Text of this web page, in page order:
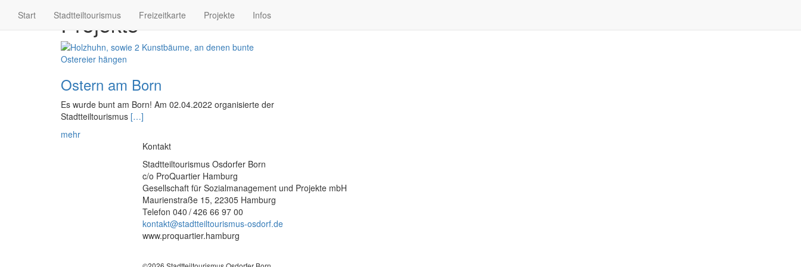
Start Stadtteiltourismus Freizeitkarte Projekte Infos
Projekte
Ostern am Born
Es wurde bunt am Born! Am 02.04.2022 organisierte der
Stadtteiltourismus […]
mehr
Kontakt
Stadtteiltourismus Osdorfer Born
c/o ProQuartier Hamburg
Gesellschaft für Sozialmanagement und Projekte mbH
Maurienstraße 15, 22305 Hamburg
Telefon 040 / 426 66 97 00
kontakt@stadtteiltourismus-osdorf.de
www.proquartier.hamburg